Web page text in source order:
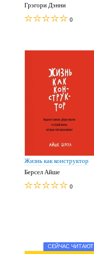
Грэгори Дэнни
0
Жизнь как конструктор
Берсел Айше
0
СЕЙЧАС ЧИТАЮТ